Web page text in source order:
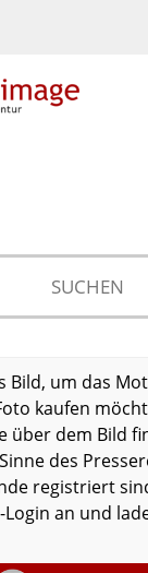
Bild, um das
kaufen
über dem Bild
des
registriert
an und